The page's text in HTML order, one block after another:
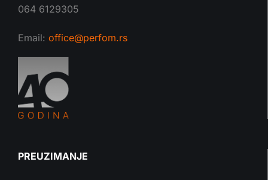
064 6129305
Email: office@perfom.rs
PREUZIMANJE